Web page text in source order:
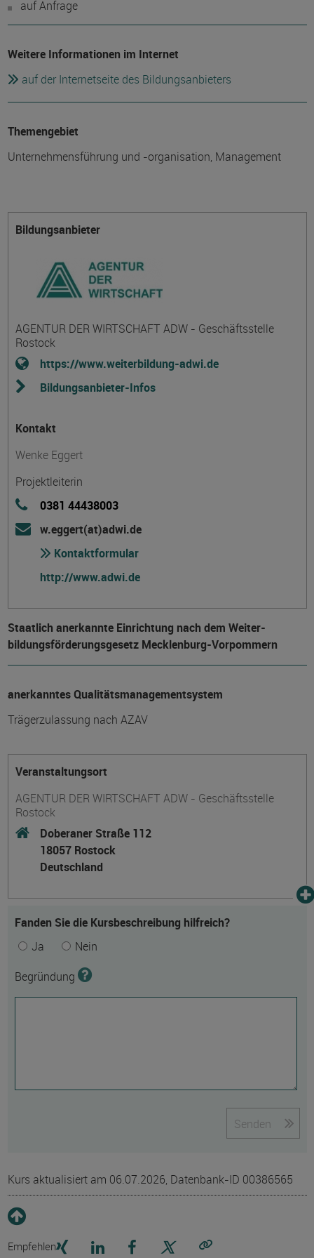
auf Anfrage
Weitere Informationen im Internet
auf der Internetseite des Bildungsanbieters
Themengebiet
Unternehmensführung und -organisation, Management
Bildungsanbieter
AGENTUR DER WIRTSCHAFT ADW - Geschäftsstelle
Rostock
https://www.weiterbildung-adwi.de
Bildungsanbieter-Infos
Kontakt
Wenke Eggert
Projektleiterin
0381 44438003
w.eggert(at)adwi.de
Kontaktformular
http://www.adwi.de
Staatlich anerkannte Einrichtung nach dem Weiter­
bildungs­förderungs­gesetz Mecklenburg-Vorpommern
anerkanntes Qualitätsmanagementsystem
Trägerzulassung nach AZAV
Veranstaltungsort
AGENTUR DER WIRTSCHAFT ADW - Geschäftsstelle
Rostock
Doberaner Straße 112
18057 Rostock
Deutschland
Fanden Sie die Kursbeschreibung hilfreich?
Ja
Nein
Begründung
Senden
Kurs aktualisiert am 06.07.2026, Datenbank-ID 00386565
Empfehlen